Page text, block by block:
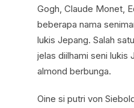
Gogh, Claude Monet,
beberapa nama
lukis Jepang. Salah
jelas diilhami seni lukis
almond berbunga.
Oine si putri von